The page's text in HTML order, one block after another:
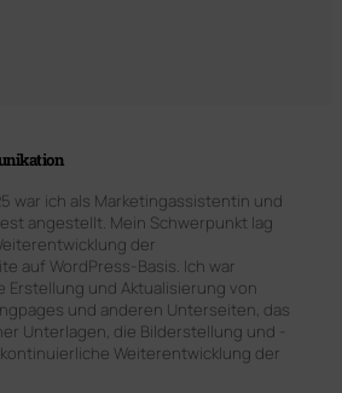
war ich als Marketingassistentin und
angestellt. Mein Schwerpunkt lag
der
auf WordPress-Basis. Ich war
Erstellung und Aktualisierung von
und anderen Unterseiten, das
Unterlagen, die Bilderstellung und -
Weiterentwicklung der